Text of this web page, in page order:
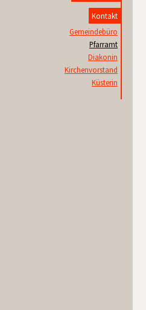
Kontakt
Gemeindebüro
Pfarramt
Diakonin
Kirchenvorstand
Küsterin